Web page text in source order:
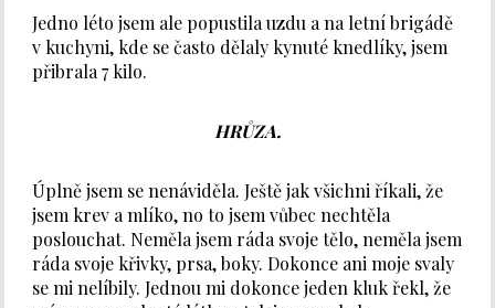
Jedno léto jsem ale popustila uzdu a na letní brigádě
v kuchyni, kde se často dělaly kynuté knedlíky, jsem
přibrala 7 kilo.
HRŮZA.
Úplně jsem se nenáviděla. Ještě jak všichni říkali, že
jsem krev a mlíko, no to jsem vůbec nechtěla
poslouchat. Neměla jsem ráda svoje tělo, neměla jsem
ráda svoje křivky, prsa, boky. Dokonce ani moje svaly
se mi nelíbily. Jednou mi dokonce jeden kluk řekl, že